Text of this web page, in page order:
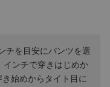
チを目安にパンツを選
インチで穿きはじめか
始めからタイト目に